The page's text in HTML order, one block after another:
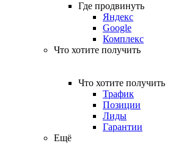
Где продвинуть
Яндекс
Google
Комплекс
Что хотите получить
Что хотите получить
Трафик
Позиции
Лиды
Гарантии
Ещё